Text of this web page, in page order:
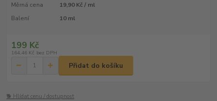
Měrná cena
19,90 Kč / ml
Balení
10 ml
199 Kč
164,46 Kč bez DPH
Přidat do košíku
🐕 Hlídat cenu / dostupnost